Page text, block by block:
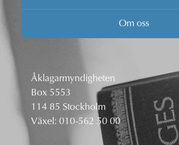
Om oss
Åklagarmyndigheten
Box 5553
114 85 Stockholm
Växel: 010-562 50 00